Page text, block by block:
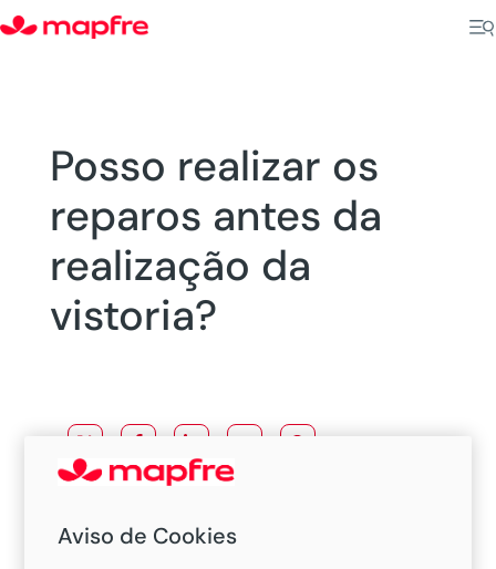
Posso realizar os
reparos antes da
realização da
vistoria?
Aviso de Cookies